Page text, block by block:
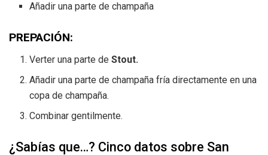
Añadir una parte de champaña
PREPACIÓN:
Verter una parte deStout.
Añadir una parte de champaña fría directamente en una
copa de champaña.
Combinar gentilmente.
¿Sabías que…? Cinco datos sobre San